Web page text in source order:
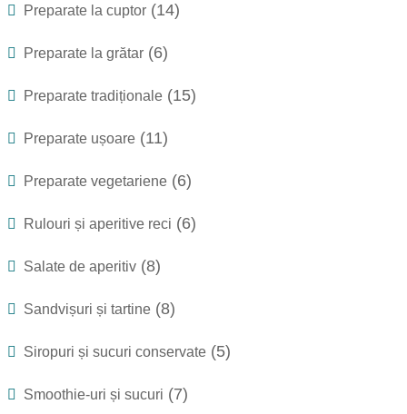
Preparate la cuptor (14)
Preparate la grătar (6)
Preparate tradiționale (15)
Preparate ușoare (11)
Preparate vegetariene (6)
Rulouri și aperitive reci (6)
Salate de aperitiv (8)
Sandvișuri și tartine (8)
Siropuri și sucuri conservate (5)
Smoothie-uri și sucuri (7)